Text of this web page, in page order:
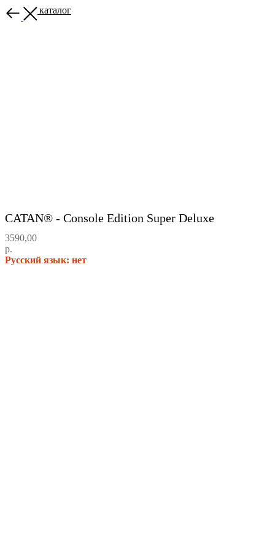
Назад в каталог
CATAN® - Console Edition Super Deluxe
3590,00
р.
Русский язык: нет